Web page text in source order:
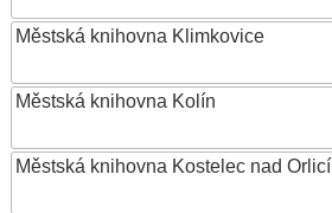
Městská knihovna Klimkovice
Městská knihovna Kolín
Městská knihovna Kostelec nad Orlicí